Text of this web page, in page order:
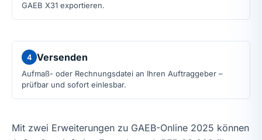
GAEB X31 exportieren.
4 Versenden
Aufmaß- oder Rechnungsdatei an Ihren Auftraggeber –
prüfbar und sofort einlesbar.
Mit zwei Erweiterungen zu GAEB-Online 2025 können